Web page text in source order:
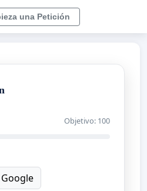
una Petición
Objetivo: 100